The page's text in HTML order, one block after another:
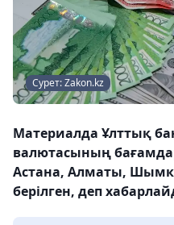
Сурет: Zakon.kz
Материалда Ұлттық
валютасының
Астана, Алматы,
берілген, деп